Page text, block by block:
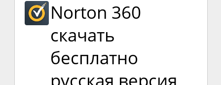
Norton 360
скачать
бесплатно